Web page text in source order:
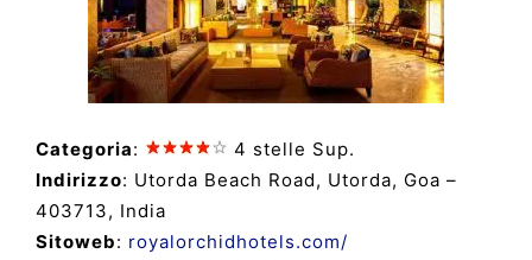
Categoria:
4 stelle Sup.
Indirizzo: Utorda Beach Road, Utorda, Goa –
403713, India
Sitoweb: royalorchidhotels.com/